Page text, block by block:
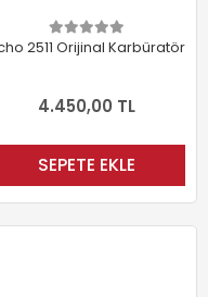
2511 Orijinal Karbüratör
4.450,00 TL
SEPETE EKLE